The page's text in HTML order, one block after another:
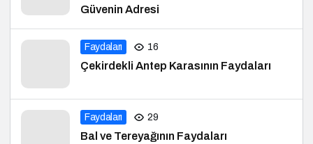
Güvenin Adresi
Faydaları 16
Çekirdekli Antep Karasının Faydaları
Faydaları 29
Bal ve Tereyağının Faydaları